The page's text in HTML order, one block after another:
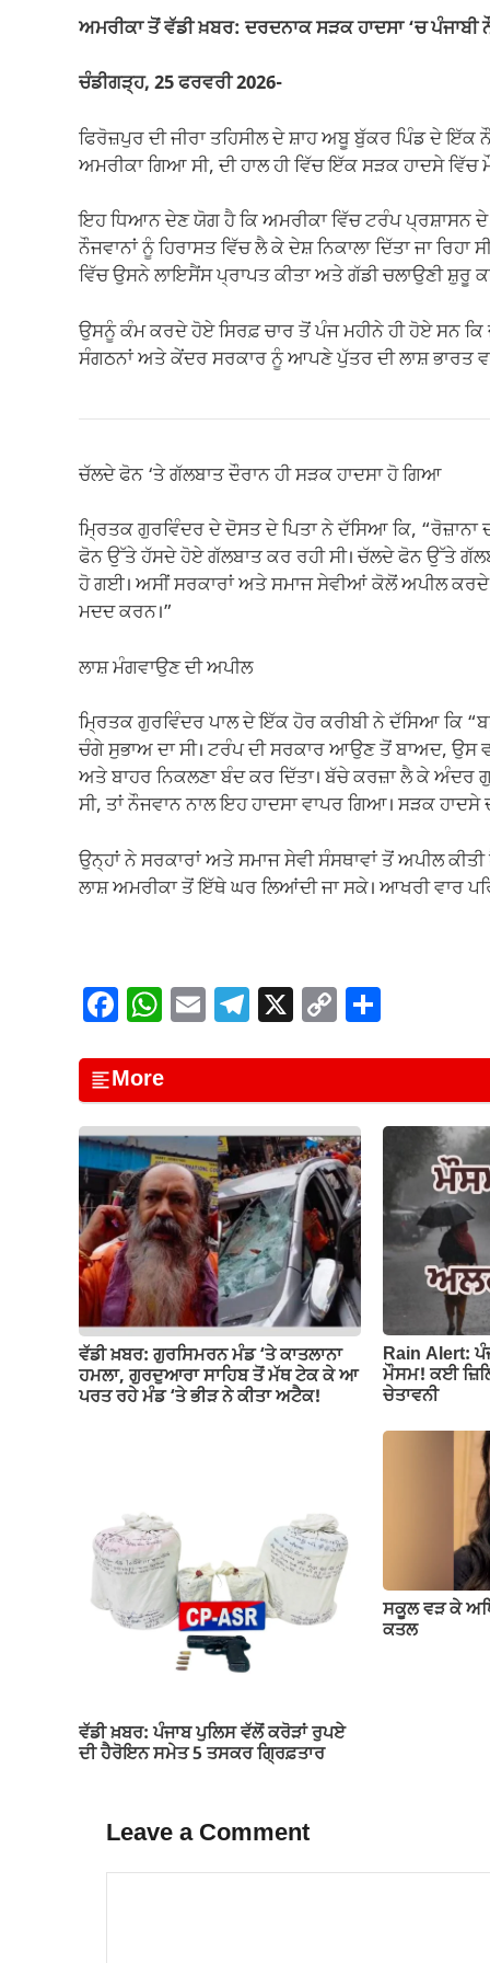
e
o
o
k
s
p
p
gr
m
y
k
e
ਅਮਰੀਕਾ ਤੋਂ ਵੱਡੀ ਖ਼ਬਰ: ਦਰਦਨਾਕ ਸੜਕ ਹਾਦਸਾ ‘ਚ ਪੰਜਾਬੀ
ਚੰਡੀਗੜ੍ਹ, 25 ਫਰਵਰੀ 2026-
ਫਿਰੋਜ਼ਪੁਰ ਦੀ ਜੀਰਾ ਤਹਿਸੀਲ ਦੇ ਸ਼ਾਹ ਅਬੂ ਬੁੱਕਰ ਪਿੰਡ ਦੇ ਇੱਕ
ਅਮਰੀਕਾ ਗਿਆ ਸੀ, ਦੀ ਹਾਲ ਹੀ ਵਿੱਚ ਇੱਕ ਸੜਕ ਹਾਦਸੇ ਵਿੱਚ
ਇਹ ਧਿਆਨ ਦੇਣ ਯੋਗ ਹੈ ਕਿ ਅਮਰੀਕਾ ਵਿੱਚ ਟਰੰਪ ਪ੍ਰਸ਼ਾਸਨ
ਨੌਜਵਾਨਾਂ ਨੂੰ ਹਿਰਾਸਤ ਵਿੱਚ ਲੈ ਕੇ ਦੇਸ਼ ਨਿਕਾਲਾ ਦਿੱਤਾ ਜਾ
ਵਿੱਚ ਉਸਨੇ ਲਾਇਸੈਂਸ ਪ੍ਰਾਪਤ ਕੀਤਾ ਅਤੇ ਗੱਡੀ ਚਲਾਉਣੀ ਸ਼ੁਰੂ
ਉਸਨੂੰ ਕੰਮ ਕਰਦੇ ਹੋਏ ਸਿਰਫ਼ ਚਾਰ ਤੋਂ ਪੰਜ ਮਹੀਨੇ ਹੀ ਹੋਏ ਸਨ
ਸੰਗਠਨਾਂ ਅਤੇ ਕੇਂਦਰ ਸਰਕਾਰ ਨੂੰ ਆਪਣੇ ਪੁੱਤਰ ਦੀ ਲਾਸ਼ ਭਾਰਤ
ਚੱਲਦੇ ਫੋਨ ‘ਤੇ ਗੱਲਬਾਤ ਦੌਰਾਨ ਹੀ ਸੜਕ ਹਾਦਸਾ ਹੋ ਗਿਆ
ਮ੍ਰਿਤਕ ਗੁਰਵਿੰਦਰ ਦੇ ਦੋਸਤ ਦੇ ਪਿਤਾ ਨੇ ਦੱਸਿਆ ਕਿ,
ਫੋਨ ਉੱਤੇ ਹੱਸਦੇ ਹੋਏ ਗੱਲਬਾਤ ਕਰ ਰਹੀ ਸੀ। ਚੱਲਦੇ ਫੋਨ ਉੱਤੇ
ਹੋ ਗਈ। ਅਸੀਂ ਸਰਕਾਰਾਂ ਅਤੇ ਸਮਾਜ ਸੇਵੀਆਂ ਕੋਲੋਂ ਅਪੀਲ ਕਰਦੇ
ਮਦਦ ਕਰਨ।”
ਲਾਸ਼ ਮੰਗਵਾਉਣ ਦੀ ਅਪੀਲ
ਮ੍ਰਿਤਕ ਗੁਰਵਿੰਦਰ ਪਾਲ ਦੇ ਇੱਕ ਹੋਰ ਕਰੀਬੀ ਨੇ ਦੱਸਿਆ ਕਿ
ਚੰਗੇ ਸੁਭਾਅ ਦਾ ਸੀ। ਟਰੰਪ ਦੀ ਸਰਕਾਰ ਆਉਣ ਤੋਂ ਬਾਅਦ, ਉਸ
ਅਤੇ ਬਾਹਰ ਨਿਕਲਣਾ ਬੰਦ ਕਰ ਦਿੱਤਾ। ਬੱਚੇ ਕਰਜ਼ਾ ਲੈ ਕੇ ਅੰਦਰ
ਸੀ, ਤਾਂ ਨੌਜਵਾਨ ਨਾਲ ਇਹ ਹਾਦਸਾ ਵਾਪਰ ਗਿਆ। ਸੜਕ ਹਾਦਸੇ
ਉਨ੍ਹਾਂ ਨੇ ਸਰਕਾਰਾਂ ਅਤੇ ਸਮਾਜ ਸੇਵੀ ਸੰਸਥਾਵਾਂ ਤੋਂ ਅਪੀਲ
ਲਾਸ਼ ਅਮਰੀਕਾ ਤੋਂ ਇੱਥੇ ਘਰ ਲਿਆਂਦੀ ਜਾ ਸਕੇ। ਆਖਰੀ ਵਾਰ
F
c
e
b
o
o
k
W
at
s
A
p
p
E T
gr
a
m
X C
y
Li
n
k
e
More
ਵੱਡੀ ਖ਼ਬਰ: ਗੁਰਸਿਮਰਨ ਮੰਡ ‘ਤੇ ਕਾਤਲਾਨਾ
ਹਮਲਾ, ਗੁਰਦੁਆਰਾ ਸਾਹਿਬ ਤੋਂ ਮੱਥ ਟੇਕ ਕੇ ਆ
ਪਰਤ ਰਹੇ ਮੰਡ ‘ਤੇ ਭੀੜ ਨੇ ਕੀਤਾ ਅਟੈਕ!
Rain Alert:
ਮੌਸਮ! ਕਈ
ਚੇਤਾਵਨੀ
ਵੱਡੀ ਖ਼ਬਰ: ਪੰਜਾਬ ਪੁਲਿਸ ਵੱਲੋਂ ਕਰੋੜਾਂ ਰੁਪਏ
ਦੀ ਹੈਰੋਇਨ ਸਮੇਤ 5 ਤਸਕਰ ਗ੍ਰਿਫ਼ਤਾਰ
ਸਕੂਲ ਵੜ ਕੇ
ਕਤਲ
Leave a Comment